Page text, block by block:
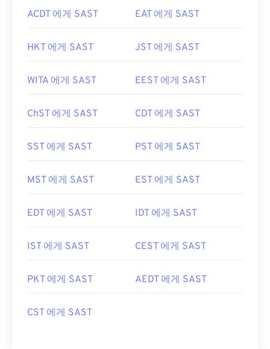
ACDT 에게 SAST EAT 에게 SAST
HKT 에게 SAST JST 에게 SAST
WITA 에게 SAST EEST 에게 SAST
ChST 에게 SAST CDT 에게 SAST
SST 에게 SAST PST 에게 SAST
MST 에게 SAST EST 에게 SAST
EDT 에게 SAST IDT 에게 SAST
IST 에게 SAST CEST 에게 SAST
PKT 에게 SAST AEDT 에게 SAST
CST 에게 SAST